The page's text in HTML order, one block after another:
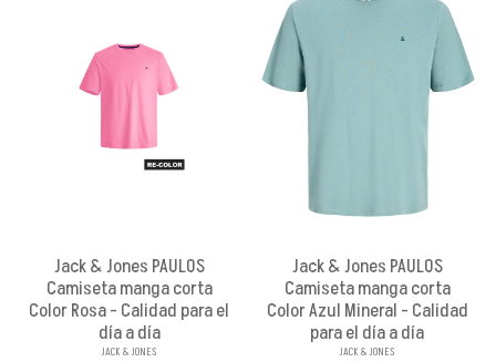
Jack & Jones PAULOS
Camiseta manga corta
Color Rosa - Calidad para el
día a día
JACK & JONES
Jack & Jones PAULOS
Camiseta manga corta
Color Azul Mineral - Calidad
para el día a día
JACK & JONES